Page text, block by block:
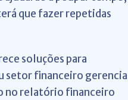
que fazer repetidas
soluções para
setor financeiro
no relatório financeiro